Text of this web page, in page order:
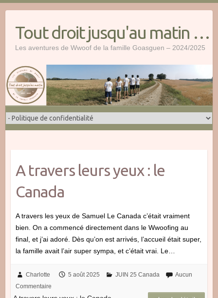
Tout droit jusqu'au matin …
Les aventures de Wwoof de la famille Goasguen – 2024/2025
A travers leurs yeux : le
Canada
A travers les yeux de Samuel Le Canada c’était vraiment
bien. On a commencé directement dans le Wwoofing au
final, et j’ai adoré. Dès qu’on est arrivés, l’accueil était super,
la famille avait l’air super sympa, et c’était vrai. Le…
Charlotte 5 août 2025 JUIN 25 Canada
Aucun
Commentaire